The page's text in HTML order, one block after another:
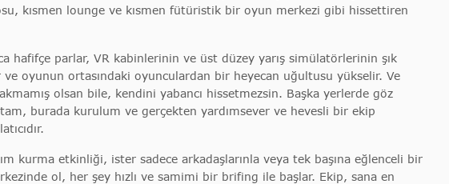
kısmen lounge ve kısmen fütüristik bir oyun merkezi gibi hissettiren
hafifçe parlar, VR kabinlerinin ve üst düzey yarış simülatörlerinin şık
ve oyunun ortasındaki oyunculardan bir heyecan uğultusu yükselir. Ve
olsan bile, kendini yabancı hissetmezsin. Başka yerlerde göz
burada kurulum ve gerçekten yardımsever ve hevesli bir ekip
kurma etkinliği, ister sadece arkadaşlarınla veya tek başına eğlenceli bir
ol, her şey hızlı ve samimi bir brifing ile başlar. Ekip, sana en